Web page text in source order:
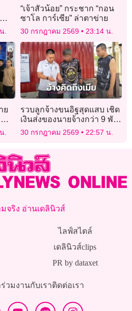
.
“เจ้าสัวน้อย” กระชาก “กอน
ซาโล การ์เซีย” ล่าตาข่าย
30 กรกฎาคม 2569 23:14 น.
ย
.
รวบลูกจ้างขนอิฐสุดแสบ เชิด
เงินส่งของนายจ้างกว่า 9 พัน
บาท อ้างคิดถึงเมีย
30 กรกฎาคม 2569 22:57 น.
จริง อ่านเดลินิวส์
ไลฟ์สไตล์
เดลินิวส์clips
PR by dataxet
ร่วมงานกับเราติดต่อเรา